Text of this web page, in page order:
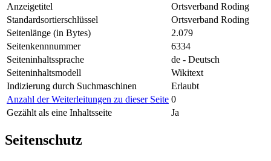
Anzeigetitel
Ortsverband Roding
Standardsortierschlüssel
Ortsverband Roding
Seitenlänge (in Bytes)
2.079
Seitenkennnummer
6334
Seiteninhaltssprache
de - Deutsch
Seiteninhaltsmodell
Wikitext
Indizierung durch Suchmaschinen
Erlaubt
Anzahl der Weiterleitungen zu dieser Seite 0
Gezählt als eine Inhaltsseite
Ja
Seitenschutz